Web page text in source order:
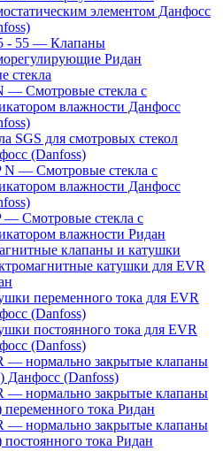
элементом Данфосс
- 55 — Клапаны
Ридан
стекла
— Смотровые стекла с
влажности Данфосс
SGS для смотровых стекол
(Danfoss)
N — Смотровые стекла с
влажности Данфосс
— Смотровые стекла с
влажности Ридан
клапаны и катушки
катушки для EVR
переменного тока для EVR
(Danfoss)
постоянного тока для EVR
(Danfoss)
— нормально закрытые клапаны
Данфосс (Danfoss)
— нормально закрытые клапаны
тока Ридан
— нормально закрытые клапаны
тока Ридан